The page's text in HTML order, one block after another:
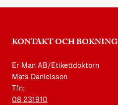
KONTAKT OCH BOKNING
Er Man AB/Etikettdoktorn
Mats Danielsson
Tfn:
08 231910